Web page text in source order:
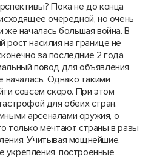
Пока не до конца
очередной, но очень
началась большая война. В
насилия на границе не
за последние 2 года
повод для объявления
началась. Однако такими
совсем скоро. При этом
для обеих стран.
арсеналами оружия, о
только мечтают страны в разы
Учитывая мощнейшие,
укрепления, построенные